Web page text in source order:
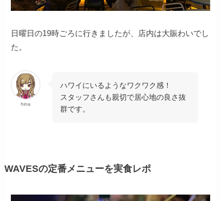
日曜日の19時ごろに行きましたが、店内は大賑わいでし
た。
hina
ハワイにいるようなワクワク感！
スタッフさんも親切で居心地の良さ抜
群です。
WAVESの定番メニューを実食レポ